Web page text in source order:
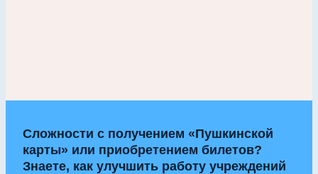
Сложности с получением «Пушкинской
карты» или приобретением билетов?
Знаете, как улучшить работу учреждений